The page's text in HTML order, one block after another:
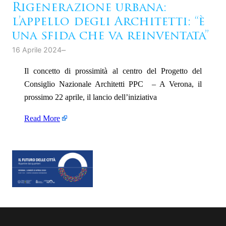
Rigenerazione urbana:
l’appello degli Architetti: “è
una sfida che va reinventata”
16 Aprile 2024–
Il concetto di prossimità al centro del Progetto del
Consiglio Nazionale Architetti PPC – A Verona, il
prossimo 22 aprile, il lancio dell’iniziativa
Read More